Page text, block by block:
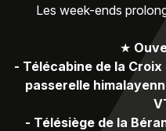
Les week-ends
★
- Télécabine de la
passerelle
- Télésiège de la